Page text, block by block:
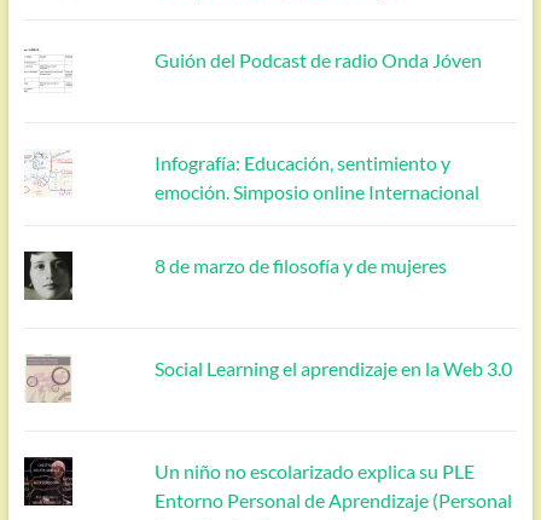
Guión del Podcast de radio Onda Jóven
Infografía: Educación, sentimiento y
emoción. Simposio online Internacional
8 de marzo de filosofía y de mujeres
Social Learning el aprendizaje en la Web 3.0
Un niño no escolarizado explica su PLE
Entorno Personal de Aprendizaje (Personal